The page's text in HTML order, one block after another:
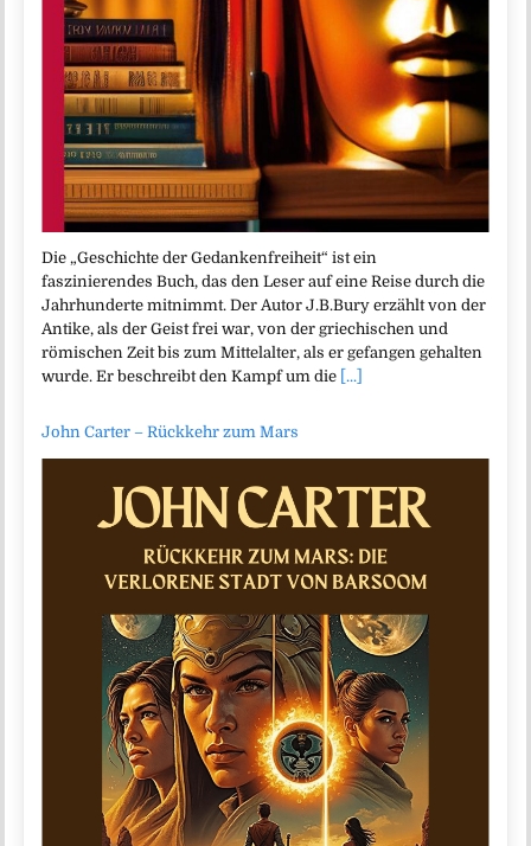
Die „Geschichte der Gedankenfreiheit“ ist ein
faszinierendes Buch, das den Leser auf eine Reise durch die
Jahrhunderte mitnimmt. Der Autor J.B.Bury erzählt von der
Antike, als der Geist frei war, von der griechischen und
römischen Zeit bis zum Mittelalter, als er gefangen gehalten
wurde. Er beschreibt den Kampf um die [...]
John Carter – Rückkehr zum Mars